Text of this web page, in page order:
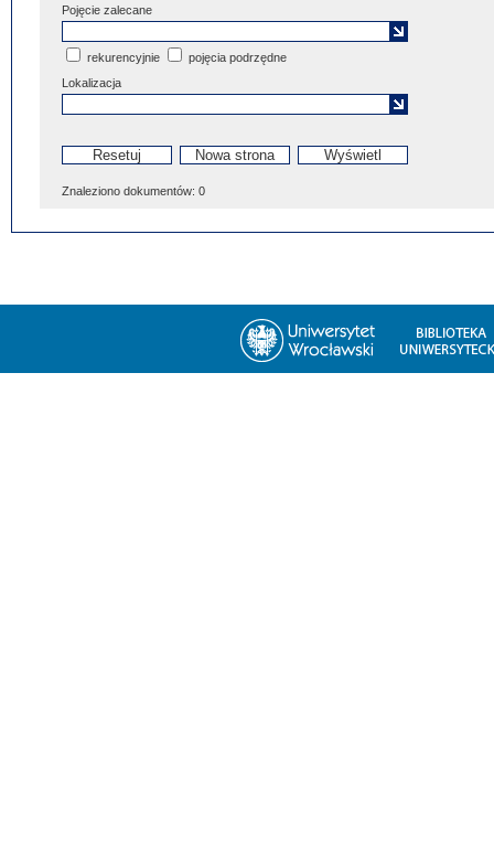
Pojęcie zalecane
rekurencyjnie
pojęcia podrzędne
Lokalizacja
Znaleziono dokumentów: 0